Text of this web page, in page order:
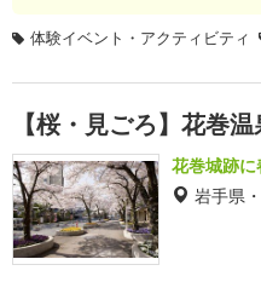
体験イベント・アクティビティ
【桜・見ごろ】花巻
花巻城跡
岩手県